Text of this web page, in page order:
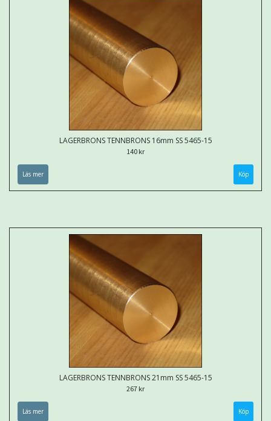
LAGERBRONS TENNBRONS 16mm SS 5465-15
140 kr
Läs mer Köp
LAGERBRONS TENNBRONS 21mm SS 5465-15
267 kr
Läs mer Köp